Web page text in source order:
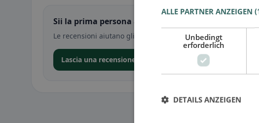
Sii la prima persona a condividere la tua esperienza
Le recensioni aiutano gli altri a decidere — soprattutto per
Lascia una recensione nell’app
ALLE PARTNER ANZEIGEN
Unbedingt
erforderlich
DETAILS ANZEIGEN